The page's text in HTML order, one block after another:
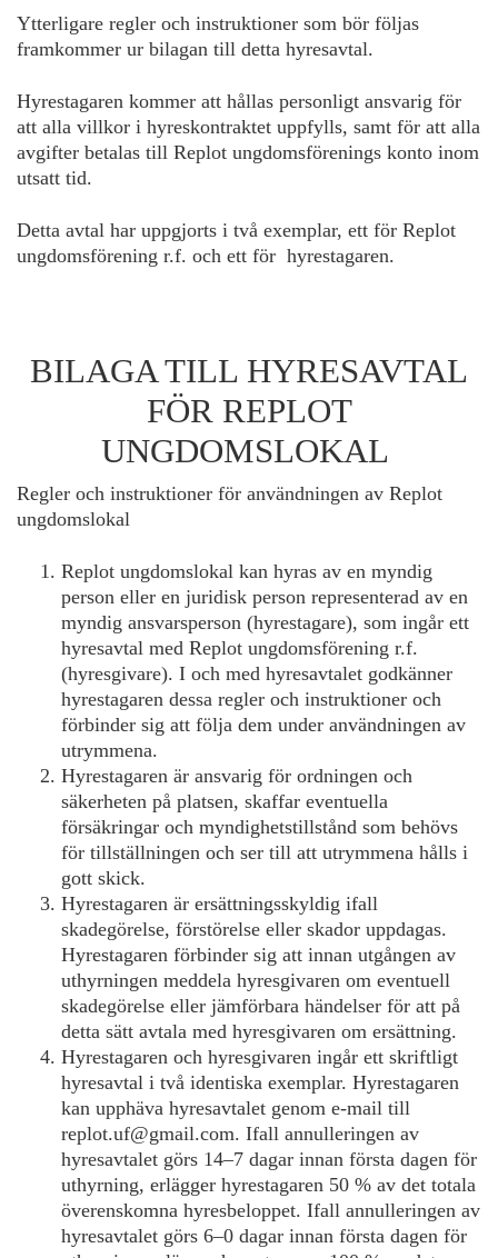
Ytterligare regler och instruktioner som bör följas
framkommer ur bilagan till detta hyresavtal.
Hyrestagaren kommer att hållas personligt ansvarig för
att alla villkor i hyreskontraktet uppfylls, samt för att alla
avgifter betalas till Replot ungdomsförenings konto inom
utsatt tid.
Detta avtal har uppgjorts i två exemplar, ett för Replot
ungdomsförening r.f. och ett för hyrestagaren.
BILAGA TILL HYRESAVTAL
FÖR REPLOT
UNGDOMSLOKAL
Regler och instruktioner för användningen av Replot
ungdomslokal
Replot ungdomslokal kan hyras av en myndig
person eller en juridisk person representerad av en
myndig ansvarsperson (hyrestagare), som ingår ett
hyresavtal med Replot ungdomsförening r.f.
(hyresgivare). I och med hyresavtalet godkänner
hyrestagaren dessa regler och instruktioner och
förbinder sig att följa dem under användningen av
utrymmena.
Hyrestagaren är ansvarig för ordningen och
säkerheten på platsen, skaffar eventuella
försäkringar och myndighetstillstånd som behövs
för tillställningen och ser till att utrymmena hålls i
gott skick.
Hyrestagaren är ersättningsskyldig ifall
skadegörelse, förstörelse eller skador uppdagas.
Hyrestagaren förbinder sig att innan utgången av
uthyrningen meddela hyresgivaren om eventuell
skadegörelse eller jämförbara händelser för att på
detta sätt avtala med hyresgivaren om ersättning.
Hyrestagaren och hyresgivaren ingår ett skriftligt
hyresavtal i två identiska exemplar. Hyrestagaren
kan upphäva hyresavtalet genom e-mail till
replot.uf@gmail.com. Ifall annulleringen av
hyresavtalet görs 14–7 dagar innan första dagen för
uthyrning, erlägger hyrestagaren 50 % av det totala
överenskomna hyresbeloppet. Ifall annulleringen av
hyresavtalet görs 6–0 dagar innan första dagen för